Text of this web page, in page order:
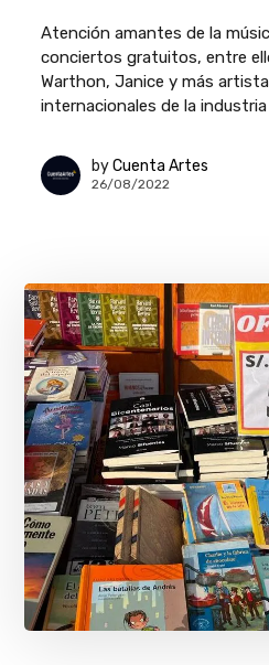
Atención amantes de la
conciertos gratuitos, entre
Warthon, Janice y más
internacionales de la
by Cuenta Artes
26/08/2022